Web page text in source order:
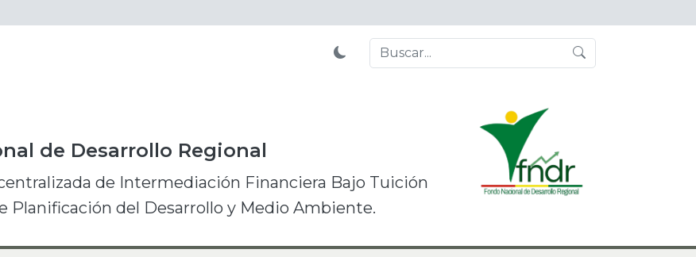
de Desarrollo Regional
de Intermediación Financiera Bajo Tuición
Planificación del Desarrollo y Medio Ambiente.